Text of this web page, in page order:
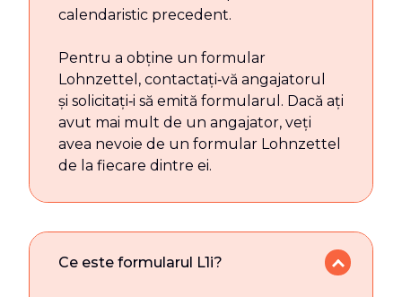
calendaristic precedent.
Pentru a obține un formular
Lohnzettel, contactați‑vă angajatorul
și solicitați‑i să emită formularul. Dacă ați
avut mai mult de un angajator, veți
avea nevoie de un formular Lohnzettel
de la fiecare dintre ei.
Ce este formularul L1i?